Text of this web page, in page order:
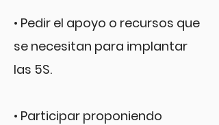
• Pedir el apoyo o recursos que
se necesitan para implantar
las 5S.
• Participar proponiendo